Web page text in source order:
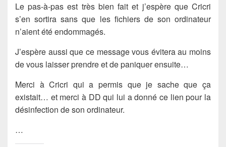
Le pas-à-pas est très bien fait et j’espère que Cricri
s’en sortira sans que les fichiers de son ordinateur
n’aient été endommagés.
J’espère aussi que ce message vous évitera au moins
de vous laisser prendre et de paniquer ensuite…
Merci à Cricri qui a permis que je sache que ça
existait… et merci à DD qui lui a donné ce lien pour la
désinfection de son ordinateur.
…